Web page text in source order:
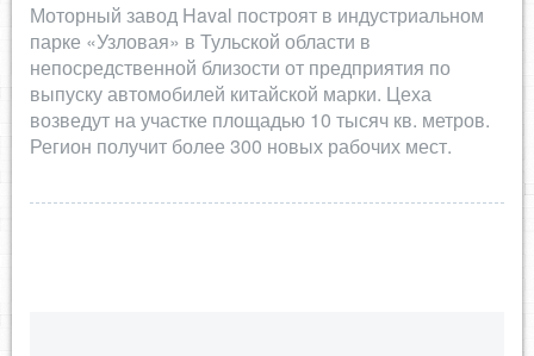
Моторный завод Haval построят в индустриальном
парке «Узловая» в Тульской области в
непосредственной близости от предприятия по
выпуску автомобилей китайской марки. Цеха
возведут на участке площадью 10 тысяч кв. метров.
Регион получит более 300 новых рабочих мест.